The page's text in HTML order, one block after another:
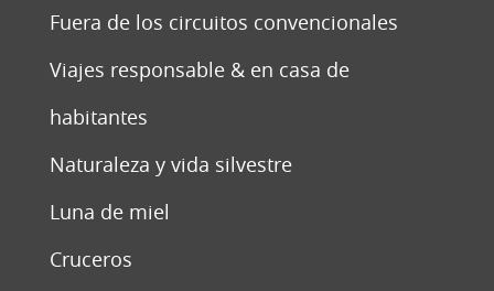
Fuera de los circuitos convencionales
Viajes responsable & en casa de
habitantes
Naturaleza y vida silvestre
Luna de miel
Cruceros